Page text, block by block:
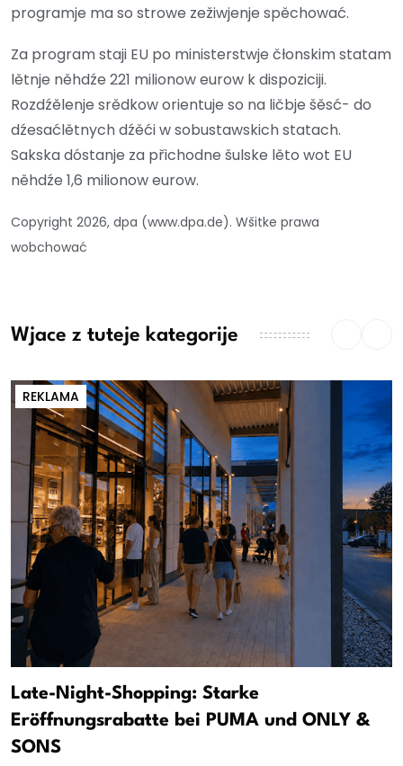
programje ma so strowe zežiwjenje spěchować.
Za program staji EU po ministerstwje čłonskim statam
lětnje něhdźe 221 milionow eurow k dispoziciji.
Rozdźělenje srědkow orientuje so na ličbje šěsć- do
dźesaćlětnych dźěći w sobustawskich statach.
Sakska dóstanje za přichodne šulske lěto wot EU
něhdźe 1,6 milionow eurow.
Copyright 2026, dpa (www.dpa.de). Wšitke prawa
wobchować
Wjace z tuteje kategorije
REKLAMA
Late-Night-Shopping: Starke
Eröffnungsrabatte bei PUMA und ONLY &
SONS